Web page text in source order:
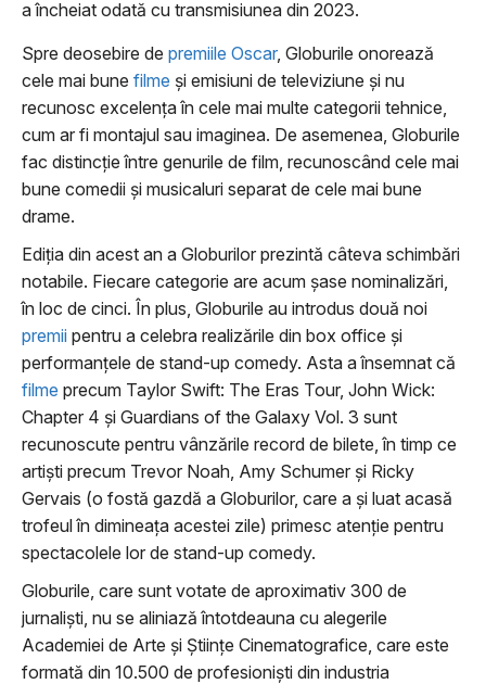
a încheiat odată cu transmisiunea din 2023.
Spre deosebire de premiile Oscar, Globurile onorează
cele mai bune filme și emisiuni de televiziune și nu
recunosc excelența în cele mai multe categorii tehnice,
cum ar fi montajul sau imaginea. De asemenea, Globurile
fac distincție între genurile de film, recunoscând cele mai
bune comedii și musicaluri separat de cele mai bune
drame.
Ediția din acest an a Globurilor prezintă câteva schimbări
notabile. Fiecare categorie are acum șase nominalizări,
în loc de cinci. În plus, Globurile au introdus două noi
premii pentru a celebra realizările din box office și
performanțele de stand-up comedy. Asta a însemnat că
filme precum Taylor Swift: The Eras Tour, John Wick:
Chapter 4 și Guardians of the Galaxy Vol. 3 sunt
recunoscute pentru vânzările record de bilete, în timp ce
artiști precum Trevor Noah, Amy Schumer și Ricky
Gervais (o fostă gazdă a Globurilor, care a și luat acasă
trofeul în dimineața acestei zile) primesc atenție pentru
spectacolele lor de stand-up comedy.
Globurile, care sunt votate de aproximativ 300 de
jurnaliști, nu se aliniază întotdeauna cu alegerile
Academiei de Arte și Științe Cinematografice, care este
formată din 10.500 de profesioniști din industria